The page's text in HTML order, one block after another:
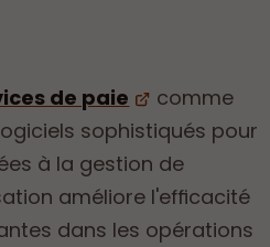
de paie
comme
sophistiqués pour
à la gestion de
améliore l'efficacité
dans les opérations